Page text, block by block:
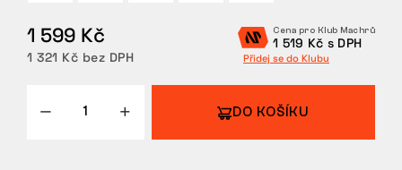
1 599 Kč
1 321 Kč bez DPH
Cena pro Klub Machrů
1 519 Kč s DPH
Přidej se do Klubu
DO KOŠÍKU